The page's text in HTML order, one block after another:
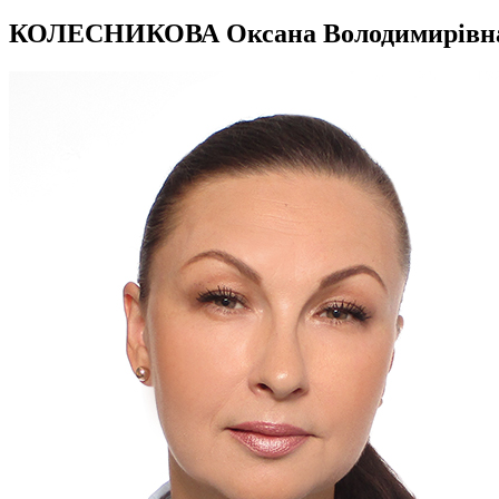
КОЛЕСНИКОВА Оксана